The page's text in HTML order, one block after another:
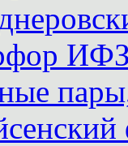
ИФЗ